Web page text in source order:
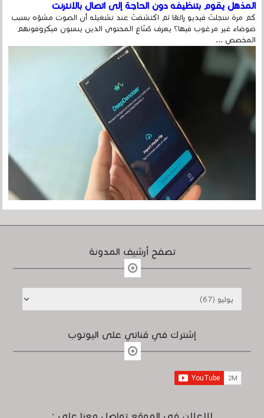
المذهل يقوم بتنظيفه دون الحاجة إلى اتصال بالإنترنت
كم مرة سجلتَ فيديو رائعًا ثم اكتشفتَ عند تشغيله أن الصوت مشوّه بسبب
ضوضاء غير مرغوب فيها؟ يعرف صُنّاع المحتوى الذين ينسون ميكروفونهم
المخصص ...
تصفح أرشيف المدونة
إشترك في قناتي على اليوتوب